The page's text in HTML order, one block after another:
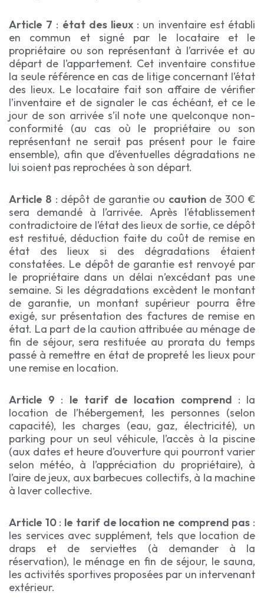
Article 7 : état des lieux : un inventaire est établi
en commun et signé par le locataire et le
propriétaire ou son représentant à l’arrivée et au
départ de l’appartement. Cet inventaire constitue
la seule référence en cas de litige concernant l’état
des lieux. Le locataire fait son affaire de vérifier
l’inventaire et de signaler le cas échéant, et ce le
jour de son arrivée s’il note une quelconque non-
conformité (au cas où le propriétaire ou son
représentant ne serait pas présent pour le faire
ensemble), afin que d’éventuelles dégradations ne
lui soient pas reprochées à son départ.
Article 8 : dépôt de garantie ou cautionde 300 €
sera demandé à l’arrivée. Après l’établissement
contradictoire de l’état des lieux de sortie, ce dépôt
est restitué, déduction faite du coût de remise en
état des lieux si des dégradations étaient
constatées. Le dépôt de garantie est renvoyé par
le propriétaire dans un délai n’excédant pas une
semaine. Si les dégradations excèdent le montant
de garantie, un montant supérieur pourra être
exigé, sur présentation des factures de remise en
état. La part de la caution attribuée au ménage de
fin de séjour, sera restituée au prorata du temps
passé à remettre en état de propreté les lieux pour
une remise en location.
Article 9 : le tarif de location comprend : la
location de l’hébergement, les personnes (selon
capacité), les charges (eau, gaz, électricité), un
parking pour un seul véhicule, l’accès à la piscine
(aux dates et heure d’ouverture qui pourront varier
selon météo, à l’appréciation du propriétaire), à
l’aire de jeux, aux barbecues collectifs, à la machine
à laver collective.
Article 10: le tarif de location ne comprend pas :
les services avec supplément, tels que location de
draps et de serviettes (à demander à la
réservation), le ménage en fin de séjour, le sauna,
les activités sportives proposées par un intervenant
extérieur.